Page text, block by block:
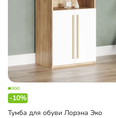
-10%
Тумба для обуви Лорэна Эко